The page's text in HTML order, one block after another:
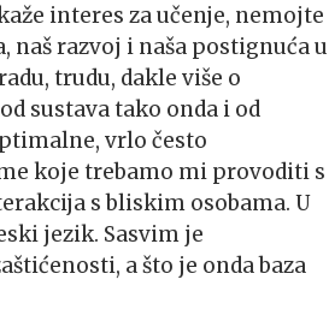
interes za učenje, nemojte
razvoj i naša postignuća u
trudu, dakle više o
sustava tako onda i od
vrlo često
koje trebamo mi provoditi s
s bliskim osobama. U
jezik. Sasvim je
a što je onda baza